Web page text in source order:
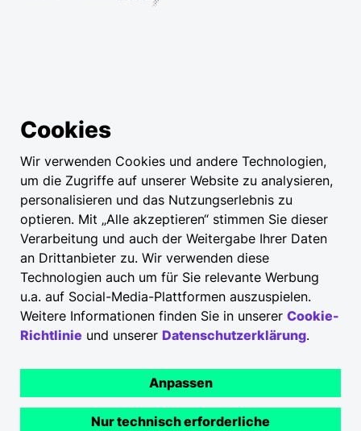
Cookies
Wir verwenden Cookies und andere Technologien,
um die Zugriffe auf unserer Website zu analysieren,
personalisieren und das Nutzungserlebnis zu
optieren. Mit „Alle akzeptieren“ stimmen Sie dieser
Verarbeitung und auch der Weitergabe Ihrer Daten
an Drittanbieter zu. Wir verwenden diese
Technologien auch um für Sie relevante Werbung
u.a. auf Social-Media-Plattformen auszuspielen.
Weitere Informationen finden Sie in unserer Cookie-
Richtlinie und unserer Datenschutzerklärung.
Anpassen
Nur technisch erforderliche